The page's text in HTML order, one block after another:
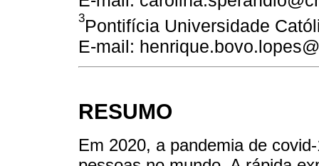
3Pontifícia Universidade
E-mail:
RESUMO
Em 2020, a pandemia de